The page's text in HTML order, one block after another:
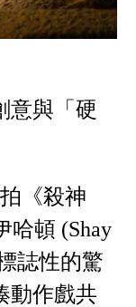
意與「硬
《殺神
哈頓 (Shay
誌性的驚
動作戲共